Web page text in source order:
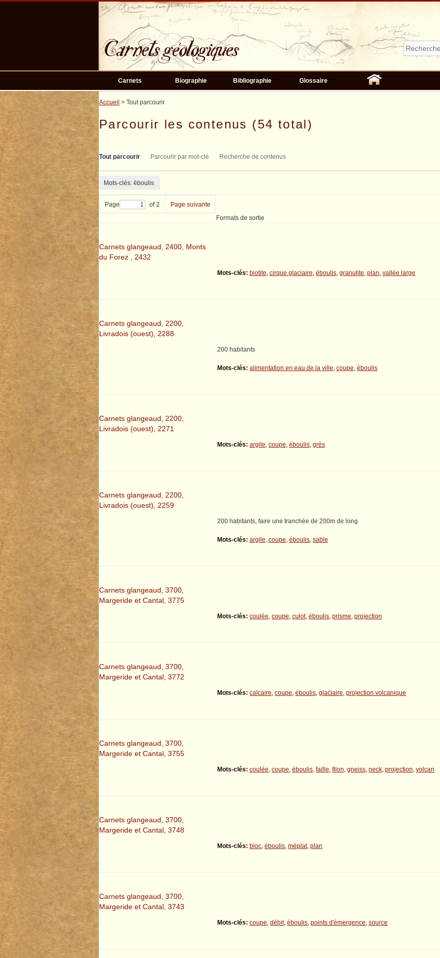
Carnets Biographie Bibliographie Glossaire
Accueil > Tout parcourir
Parcourir les contenus (54 total)
Tout parcourir Parcourir par mot-clé Recherche de contenus
Mots-clés: éboulis
Page of 2 Page suivante
Carnets glangeaud, 2400, Monts
du Forez , 2432
Mots-clés: biotite, cirque glaciaire, éboulis, granulite, plan, vallée large
Carnets glangeaud, 2200,
Livradois (ouest), 2288
200 habitants
Mots-clés: alimentation en eau de la ville, coupe, éboulis
Carnets glangeaud, 2200,
Livradois (ouest), 2271
Mots-clés: argile, coupe, éboulis, grès
Carnets glangeaud, 2200,
Livradois (ouest), 2259
200 habitants, faire une tranchée de 200m de long
Mots-clés: argile, coupe, éboulis, sable
Carnets glangeaud, 3700,
Margeride et Cantal, 3775
Mots-clés: coulée, coupe, culot, éboulis, prisme, projection
Carnets glangeaud, 3700,
Margeride et Cantal, 3772
Mots-clés: calcaire, coupe, éboulis, glaciaire, projection volcanique
Carnets glangeaud, 3700,
Margeride et Cantal, 3755
Mots-clés: coulée, coupe, éboulis, faille, filon, gneiss, neck, projection, volcan
Carnets glangeaud, 3700,
Margeride et Cantal, 3748
Mots-clés: bloc, éboulis, méplat, plan
Carnets glangeaud, 3700,
Margeride et Cantal, 3743
Mots-clés: coupe, débit, éboulis, points d'émergence, source
Formats de sortie